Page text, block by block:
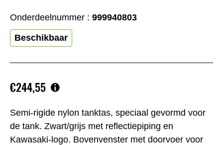
Semi-rigide nylon tanktas, speciaal gevormd voor
de tank. Zwart/grijs met reflectiepiping en
Kawasaki-logo. Bovenvenster met doorvoer voor
€244,55
Onderdeelnummer : 999940803
Beschikbaar